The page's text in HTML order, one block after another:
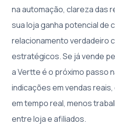
na automação, clareza das
sua loja ganha potencial de
relacionamento verdadeiro
estratégicos. Se já vende
a Vertte é o próximo passo
indicações em vendas
em tempo real, menos
entre loja e afiliados.